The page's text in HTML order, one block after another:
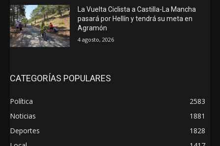
La Vuelta Ciclista a Castilla-La Mancha
pasará por Hellín y tendrá su meta en
Agramón
4 agosto, 2026
CATEGORÍAS POPULARES
Política
2583
Noticias
1881
Deportes
1828